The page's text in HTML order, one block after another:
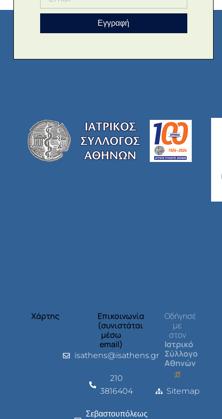
Εγγραφή
Χάρτης
Επικοινωνία
(συνιστάται
μέσω
email)
isathens@isathens.gr
210
3816404
Σεβαστουπόλεως
Οδήγησέ
με
στον
Ιατρικό
Σύλλογο
Αθηνών
Sitemap